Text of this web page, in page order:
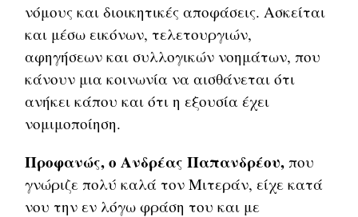
νόμους και διοικητικές αποφάσεις. Ασκείται
και μέσω εικόνων, τελετουργιών,
αφηγήσεων και συλλογικών νοημάτων, που
κάνουν μια κοινωνία να αισθάνεται ότι
ανήκει κάπου και ότι η εξουσία έχει
νομιμοποίηση.
Προφανώς, ο Ανδρέας Παπανδρέου,που
γνώριζε πολύ καλά τον Μιτεράν, είχε κατά
νου την εν λόγω φράση του και με